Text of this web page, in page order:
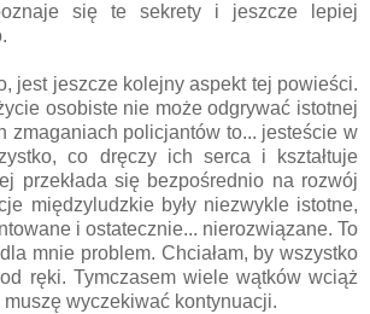
się te sekrety i jeszcze lepiej
jest jeszcze kolejny aspekt tej powieści.
osobiste nie może odgrywać istotnej
zmaganiach policjantów to... jesteście w
co dręczy ich serca i kształtuje
przekłada się bezpośrednio na rozwój
międzyludzkie były niezwykle istotne,
i ostatecznie... nierozwiązane. To
mnie problem. Chciałam, by wszystko
ręki. Tymczasem wiele wątków wciąż
muszę wyczekiwać kontynuacji.